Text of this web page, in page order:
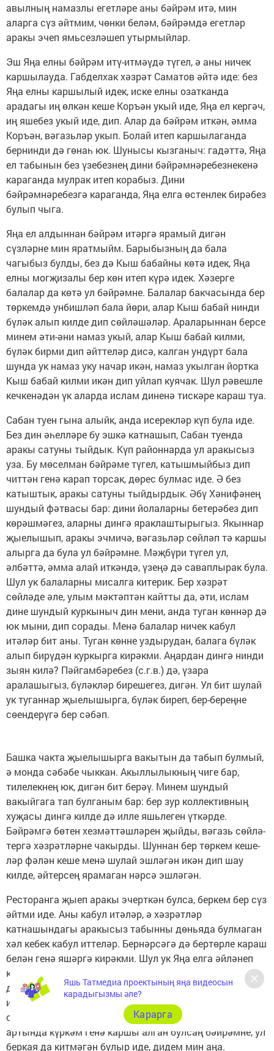
авылның намазлы егетләре аны бәйрәм итә, мин
аларга сүз әйтмим, чөнки беләм, бәйрәмдә егетләр
аракы эчеп ямьсезләшеп утырмыйлар.
Эш Яңа елны бәйрәм итү-итмәүдә түгел, ә аны ничек
каршылауда. Габделхак хәзрәт Саматов әйтә иде: без
Яңа елны каршылый идек, иске елны озатканда
арадагы иң өлкән кеше Коръән укый иде, Яңа ел кергәч,
иң яшебез укый иде, дип. Алар да бәйрәм иткән, әмма
Коръән, вәгазьләр укып. Болай итеп каршылаганда
бернинди дә гөнаһ юк. Шунысы кызганыч: гадәттә, Яңа
ел табынын без үзебезнең дини бәйрәмнәребезнекенә
караганда мулрак итеп корабыз. Дини
бәйрәмнәребезгә караганда, Яңа елга өс­тенлек бирәбез
булып чыга.
Яңа ел алдыннан бәйрәм итәргә ярамый дигән
сүзләрне мин яратмыйм. Барыбызның да бала
чагыбыз булды, без дә Кыш бабайны көтә идек, Яңа
елны могҗизалы бер көн итеп күрә идек. Хәзерге
балалар да көтә ул бәйрәмне. Балалар бакчасында бер
төркемдә унбишләп бала йөри, алар Кыш бабай нинди
бүләк алып килде дип сөйләшәләр. Араларыннан берсе
минем әти-­әни намаз укый, алар Кыш бабай килми,
бүләк бирми дип әйттеләр дисә, калган ундүрт бала
шунда ук намаз уку начар икән, намаз укылган йортка
Кыш бабай килми икән дип уйлап куячак. Шул рәвешле
кечкенәдән үк аларда ислам диненә тискәре караш туа.
Сабан туен гына алыйк, анда исерекләр күп була иде.
Без дин әһелләре бу эшкә катнашып, Сабан туенда
аракы сатуны тыйдык. Күп районнарда ул аракысыз
уза. Бу мөселман бәйрәме түгел, катышмыйбыз дип
читтән генә карап торсак, дөрес булмас иде. Ә без
катыштык, аракы сатуны тыйдырдык. Әбү Хәнифәнең
шундый фәтвасы бар: дини йолаларны бетерәбез дип
көрәшмәгез, аларны дингә яраклаштырыгыз. Якыннар
җыелышып, аракы эчмичә, вәгазьләр сөйләп тә каршы
алырга да була ул бәйрәмне. Мәҗбүри түгел ул,
әлбәттә, әмма алай иткәндә, үзеңә дә саваплырак була.
Шул ук балаларны мисалга китерик. Бер хәзрәт
сөйләде әле, улым мәктәптән кайтты да, әти, ислам
дине шундый куркыныч дин мени, анда туган көннәр дә
юк мыни, дип сорады. Менә балалар ничек кабул
итәләр бит аны. Туган көнне уздырудан, балага бүләк
алып бирүдән куркырга кирәкми. Аңардан дингә нинди
зыян килә? Пәйгамбәребез (с.г.в.) дә, үзара
аралашыгыз, бүләкләр бирешегез, дигән. Ул бит шулай
ук туганнар җыелышырга, бүләк биреп, бер-береңне
сөендерүгә бер сәбәп.
Башка чакта җыелышырга вакытын да табып булмый,
ә монда сәбәбе чыккан. Акыллылыкның чиге бар,
тилелекнең юк, дигән бит берәү. Минем шундый
вакыйгага тап булганым бар: бер зур коллективның
хуҗасы дингә килде дә илле яшьлеген үткәрде.
Бәйрәмгә бөтен хезмәттәш­ләрен җыйды, вәгазь сөйлә­
тергә хәзрәтләрне ча­кырды. Шуннан бер төркем кеше­
ләр фәлән кеше менә шулай эшләгән икән дип шау
килде, әйтерсең ярамаган нәрсә эшләгән.
Ресторанга җыеп аракы эчерткән булса, беркем бер сүз
әйтми иде. Аны кабул итәләр, ә хәзрәтләр
катнашындагы аракысыз табынны дөньяда булмаган
хәл кебек кабул иттеләр. Бернәрсәгә дә бертөрле караш
белән генә яшәргә кирәкми. Шул ук Яңа елга әйләнеп
кайтсак, бервакыт бер танышым килде дә хатыным
дусларына Яңа ел каршыларга китте, бу ничек була
инде, миңа нишләргә, аңардан аерылыр­гамы дип
сорый. Хатының белән бергә намазын укып, табын
артында күркәм генә каршы алган булсаң бәйрәмне, ул
беркая да китмәгән булыр иде, дидем мин аңа.
Яшь Татмедиа проектының яңа видеосын
карадыгызмы әле?
Карарга